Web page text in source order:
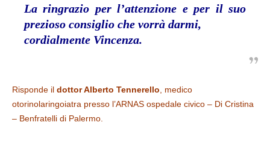
La ringrazio per l’attenzione e per il suo
prezioso consiglio che vorrà darmi,
cordialmente Vincenza.
Risponde il dottor Alberto Tennerello , medico
otorinolaringoiatra presso l’ARNAS ospedale civico – Di Cristina
– Benfratelli di Palermo.